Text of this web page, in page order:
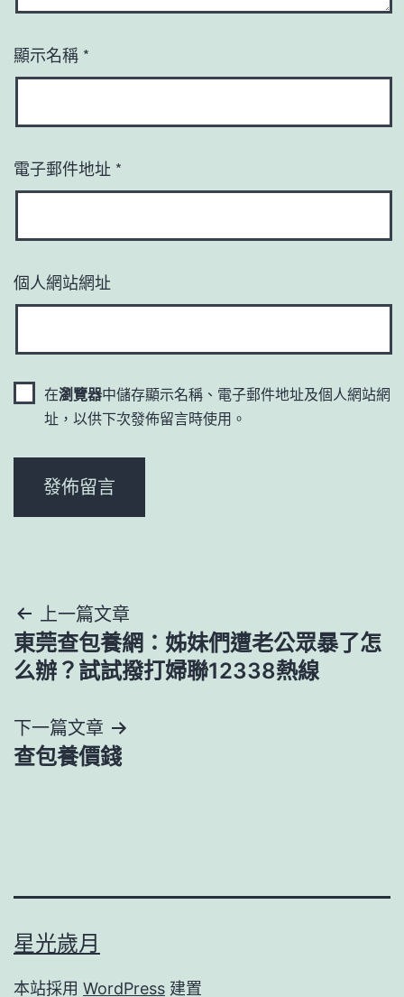
顯示名稱 *
電子郵件地址 *
個人網站網址
在瀏覽器中儲存顯示名稱、電子郵件地址及個人網站網
址，以供下次發佈留言時使用。
文
章
覽
上一篇文章
東莞查包養網：姊妹們遭老公眾暴了怎
么辦？試試撥打婦聯12338熱線
下一篇文章
查包養價錢
星光歲月
本站採用 WordPress 建置